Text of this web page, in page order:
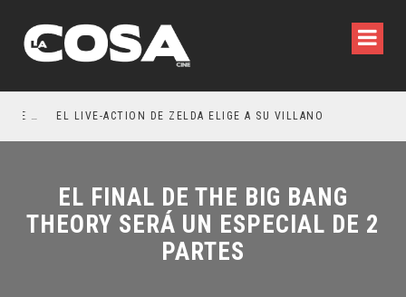
EL LIVE-ACTION DE ZELDA ELIGE A SU VILLANO
EL FINAL DE THE BIG BANG
THEORY SERÁ UN ESPECIAL DE 2
PARTES